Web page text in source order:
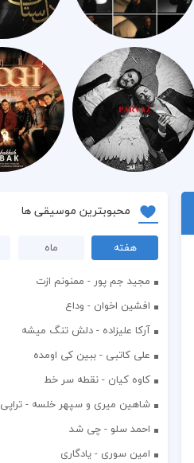
محبوبترین موسیقی ها
هفته ماه
مجید جم پور - ممنونم ازت
افشين اخوان - وداع
آرکا علیزاده - دلش تنگ میشه
علی کاتبی - ببین کی اومده
کاوه کیان - نقطه سر خط
شاهین میری و سپهر خلسه - تراپی
احمد سلو - چی شد
امین سوری - یادگاری